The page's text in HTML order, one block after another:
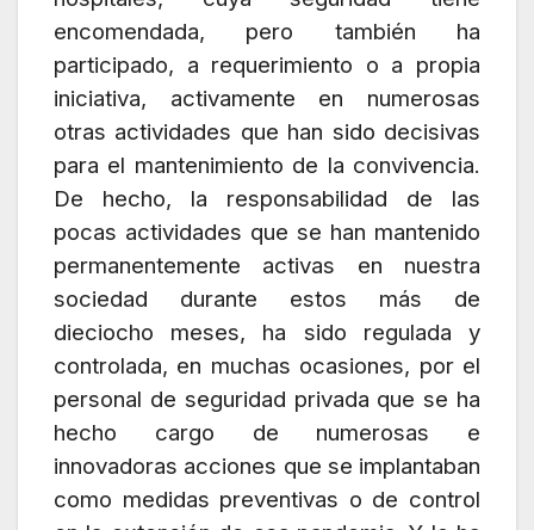
encomendada, pero también ha
participado, a requerimiento o a propia
iniciativa, activamente en numerosas
otras actividades que han sido decisivas
para el mantenimiento de la convivencia.
De hecho, la responsabilidad de las
pocas actividades que se han mantenido
permanentemente activas en nuestra
sociedad durante estos más de
dieciocho meses, ha sido regulada y
controlada, en muchas ocasiones, por el
personal de seguridad privada que se ha
hecho cargo de numerosas e
innovadoras acciones que se implantaban
como medidas preventivas o de control